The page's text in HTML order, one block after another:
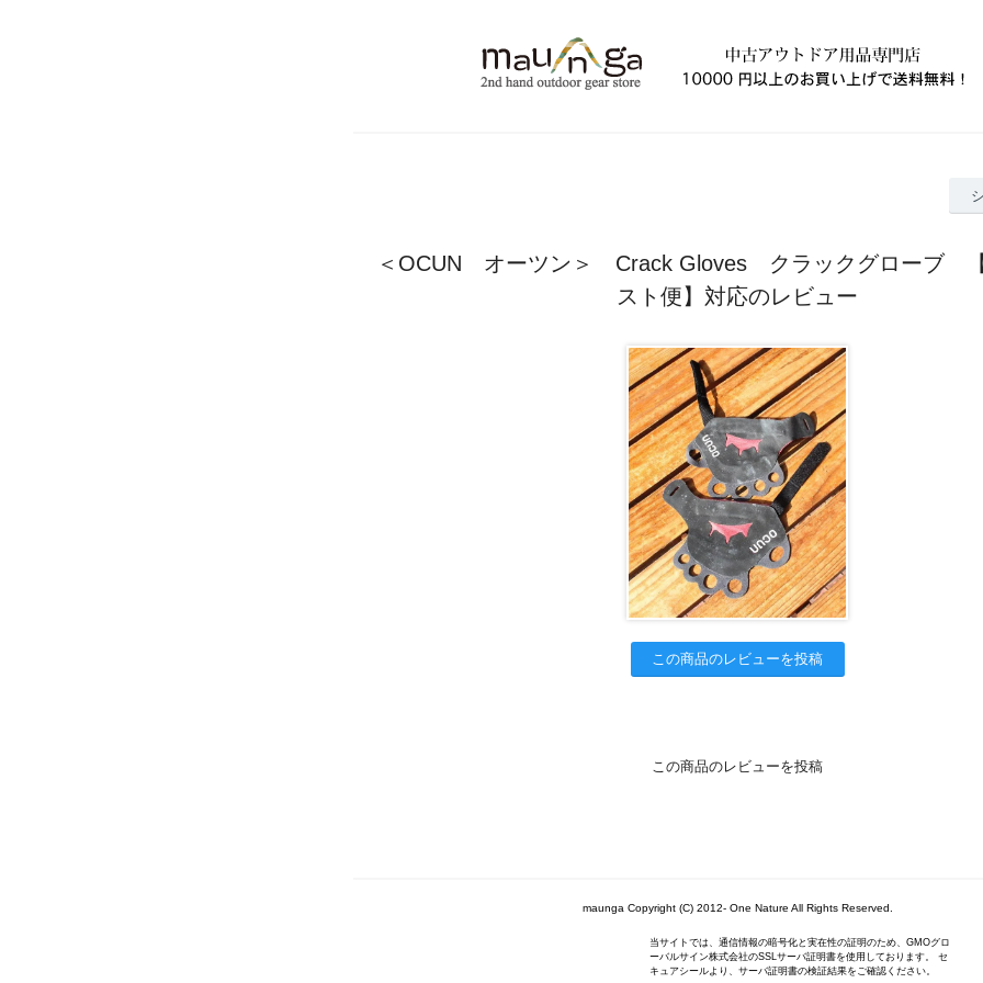
＜OCUN オーツン＞ Crack Gloves クラックグローブ
スト便】対応のレビュー
この商品のレビューを投稿
この商品のレビューを投稿
maunga Copyright (C) 2012- One Nature All Rights Reserved.
当サイトでは、通信情報の暗号化と実在性の証明のため、GMOグロ
ーバルサイン株式会社のSSLサーバ証明書を使用しております。 セ
キュアシールより、サーバ証明書の検証結果をご確認ください。